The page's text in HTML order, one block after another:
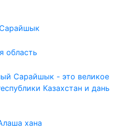
область
Сарайшык - это великое
Казахстан и дань
хана